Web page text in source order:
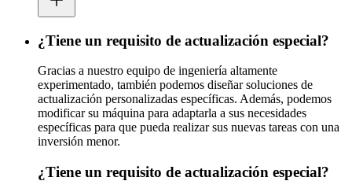
¿Tiene un requisito de actualización especial?
Gracias a nuestro equipo de ingeniería altamente
experimentado, también podemos diseñar soluciones de
actualización personalizadas específicas. Además, podemos
modificar su máquina para adaptarla a sus necesidades
específicas para que pueda realizar sus nuevas tareas con una
inversión menor.
¿Tiene un requisito de actualización especial?